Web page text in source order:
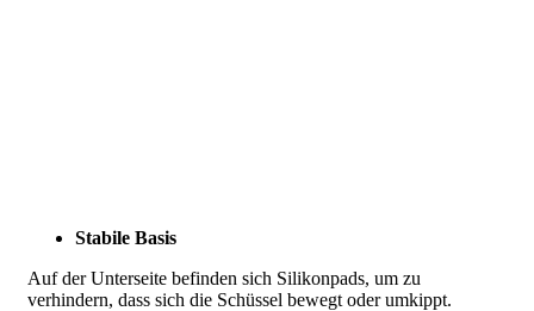
Stabile Basis
Auf der Unterseite befinden sich Silikonpads, um zu
verhindern, dass sich die Schüssel bewegt oder umkippt.